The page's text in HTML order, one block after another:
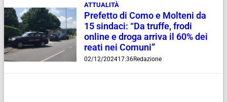
ATTUALITÀ
Prefetto di Como e Molteni da
15 sindaci: “Da truffe, frodi
online e droga arriva il 60% dei
reati nei Comuni”
02/12/202417:36Redazione